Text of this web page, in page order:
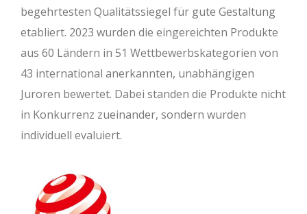
begehrtesten Qualitätssiegel für gute Gestaltung
etabliert. 2023 wurden die eingereichten Produkte
aus 60 Ländern in 51 Wettbewerbskategorien von
43 international anerkannten, unabhängigen
Juroren bewertet. Dabei standen die Produkte nicht
in Konkurrenz zueinander, sondern wurden
individuell evaluiert.